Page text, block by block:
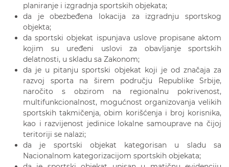
planiranje i izgradnja sportskih objekata;
da je obezbeđena lokacija za izgradnju sportskog
objekta;
da sportski objekat ispunjava uslove propisane aktom
kojim su uređeni uslovi za obavljanje sportskih
delatnosti, u skladu sa Zakonom;
da je u pitanju sportski objekat koji je od značaja za
razvoj sporta na širem području Republike Srbije,
naročito s obzirom na regionalnu pokrivenost,
multifunkcionalnost, mogućnost organizovanja velikih
sportskih takmičenja, obim korišćenja i broj korisnika,
kao i razvijenost jedinice lokalne samouprave na čijoj
teritoriji se nalazi;
da je sportski objekat kategorisan u sladu sa
Nacionalnom kategorizacijom sportskih objekata;